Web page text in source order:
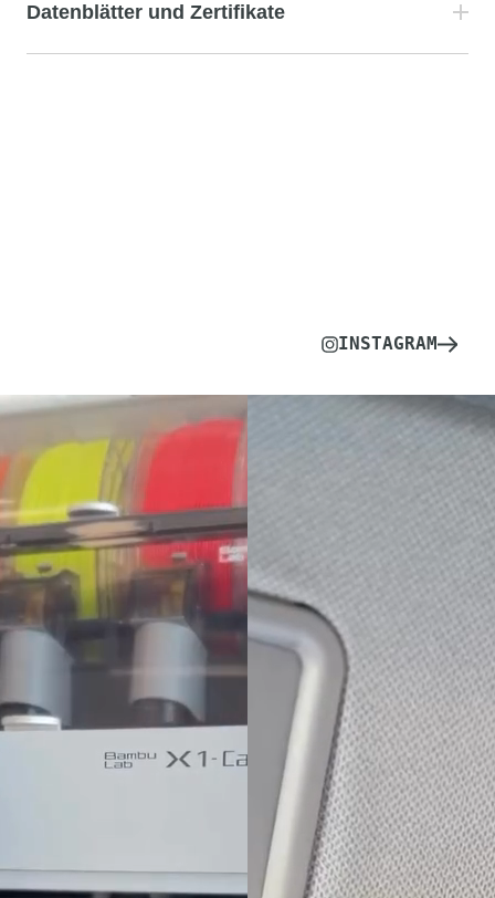
Datenblätter und Zertifikate
INSTAGRAM